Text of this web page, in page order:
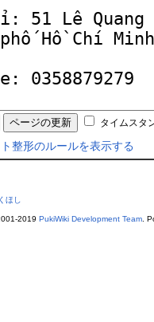
タイムスタ
整形のルールを表示する
ほし
2019 PukiWiki Development Team.